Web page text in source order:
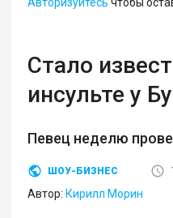
Стало
инсульте у
Певец неделю
ШОУ-БИЗНЕС
Автор: Кирилл Морин